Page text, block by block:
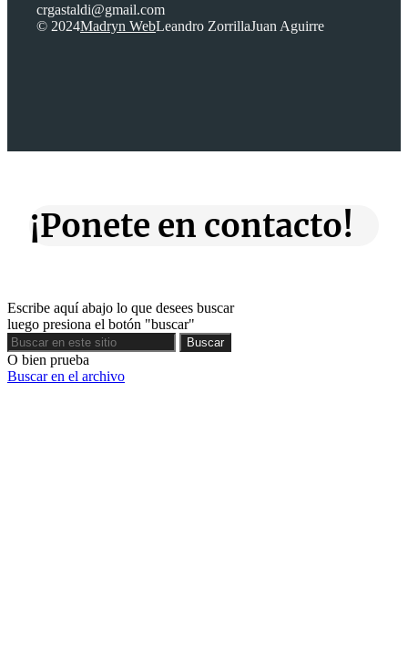
crgastaldi@gmail.com
© 2024Madryn WebLeandro ZorrillaJuan Aguirre
¡Ponete en contacto!
Escribe aquí abajo lo que desees buscar
luego presiona el botón "buscar"
Buscar
Buscar
O bien prueba
Buscar en el archivo